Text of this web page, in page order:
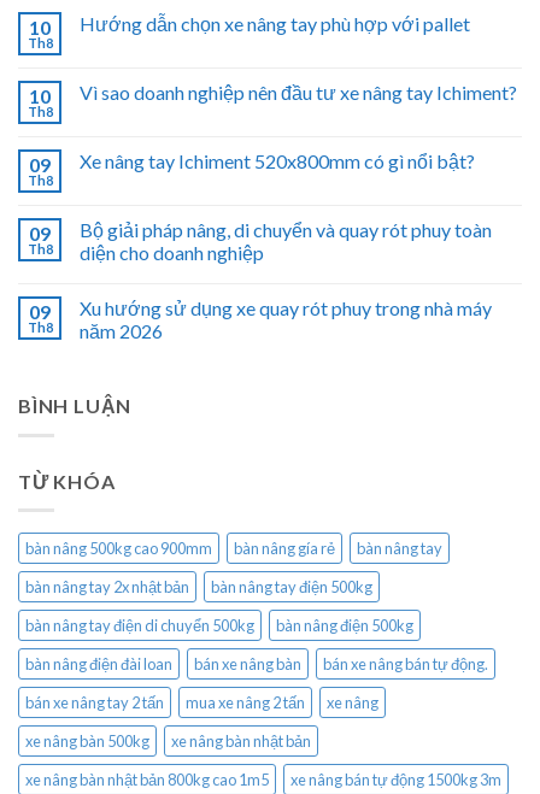
10
Th8
Hướng dẫn chọn xe nâng tay phù hợp với pallet
10
Th8
Vì sao doanh nghiệp nên đầu tư xe nâng tay Ichiment?
09
Th8
Xe nâng tay Ichiment 520x800mm có gì nổi bật?
09
Th8
Bộ giải pháp nâng, di chuyển và quay rót phuy toàn
diện cho doanh nghiệp
09
Th8
Xu hướng sử dụng xe quay rót phuy trong nhà máy
năm 2026
BÌNH LUẬN
TỪ KHÓA
bàn nâng 500kg cao 900mm bàn nâng gía rẻ
bàn nâng tay
bàn nâng tay 2x nhật bản
bàn nâng tay điện 500kg
bàn nâng tay điện di chuyển 500kg
bàn nâng điện 500kg
bàn nâng điện đài loan
bán xe nâng bàn
bán xe nâng bán tự động.
bán xe nâng tay 2 tấn
mua xe nâng 2 tấn
xe nâng
xe nâng bàn 500kg
xe nâng bàn nhật bản
xe nâng bàn nhật bản 800kg cao 1m5
xe nâng bán tự động 1500kg 3m